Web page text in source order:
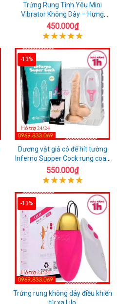
Trứng Rung Tình Yêu Mini
Vibrator Không Dây – Hưng
Phấn Mọi Nơi
450.000₫
-13%
Dương vật giả có đế hít tường
Inferno Supper Cock rung coay
7 chế độ
550.000₫
-13%
Trứng rung không dây điều khiển
từ xa Lilo